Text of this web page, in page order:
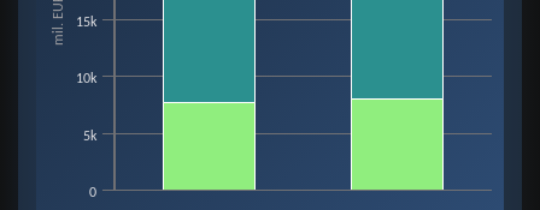
The chart has 1 Y axis displaying mil. EUR. Data ranges from 7755.2 to
mil. EUR
0
5k
10k
15k